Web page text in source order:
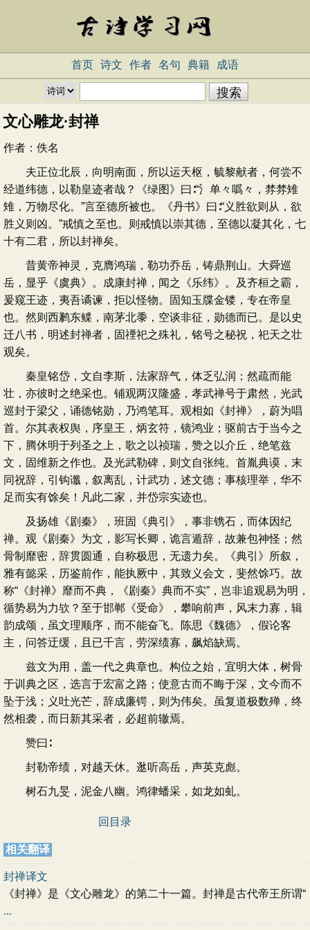
首页 诗文 作者 名句 典籍 成语
文心雕龙·封禅
作者： 佚名
夫正位北辰，向明南面，所以运天枢，毓黎献者，何尝不
经道纬德，以勒皇迹者哉？《绿图》曰∶“氵单々噅々，棼棼雉
雉，万物尽化。”言至德所被也。《丹书》曰∶“义胜欲则从，欲
胜义则凶。”戒慎之至也。则戒慎以崇其德，至德以凝其化，七
十有二君，所以封禅矣。
昔黄帝神灵，克膺鸿瑞，勒功乔岳，铸鼎荆山。大舜巡
岳，显乎《虞典》。成康封禅，闻之《乐纬》。及齐桓之霸，
爰窥王迹，夷吾谲谏，拒以怪物。固知玉牒金镂，专在帝皇
也。然则西鹣东鲽，南茅北黍，空谈非征，勋德而已。是以史
迁八书，明述封禅者，固禋祀之殊礼，铭号之秘祝，祀天之壮
观矣。
秦皇铭岱，文自李斯，法家辞气，体乏弘润；然疏而能
壮，亦彼时之绝采也。铺观两汉隆盛，孝武禅号于肃然，光武
巡封于梁父，诵德铭勋，乃鸿笔耳。观相如《封禅》，蔚为唱
首。尔其表权舆，序皇王，炳玄符，镜鸿业；驱前古于当今之
下，腾休明于列圣之上，歌之以祯瑞，赞之以介丘，绝笔兹
文，固维新之作也。及光武勒碑，则文自张纯。首胤典谟，末
同祝辞，引钩谶，叙离乱，计武功，述文德；事核理举，华不
足而实有馀矣！凡此二家，并岱宗实迹也。
及扬雄《剧秦》，班固《典引》，事非镌石，而体因纪
禅。观《剧秦》为文，影写长卿，诡言遁辞，故兼包神怪；然
骨制靡密，辞贯圆通，自称极思，无遗力矣。《典引》所叙，
雅有懿采，历鉴前作，能执厥中，其致义会文，斐然馀巧。故
称“《封禅》靡而不典，《剧秦》典而不实”，岂非追观易为明，
循势易为力欤？至于邯郸《受命》，攀响前声，风末力寡，辑
韵成颂，虽文理顺序，而不能奋飞。陈思《魏德》，假论客
主，问答迂缓，且已千言，劳深绩寡，飙焰缺焉。
兹文为用，盖一代之典章也。构位之始，宜明大体，树骨
于训典之区，选言于宏富之路；使意古而不晦于深，文今而不
坠于浅；义吐光芒，辞成廉锷，则为伟矣。虽复道极数殚，终
然相袭，而日新其采者，必超前辙焉。
赞曰∶
封勒帝绩，对越天休。逖听高岳，声英克彪。
树石九旻，泥金八幽。鸿律蟠采，如龙如虬。
回目录
相关翻译
封禅译文
《封禅》是《文心雕龙》的第二十一篇。封禅是古代帝王所谓“
...